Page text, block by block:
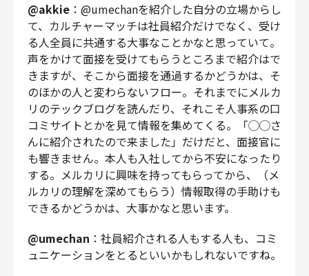
@akkie ：@umechanを紹介した自分の立場からし
て、カルチャーマッチは社員紹介だけでなく、受け
る人全員に共通する大事なことかなと思っていて。
声をかけて面接を受けてもらうところまで紹介はで
きますが、そこから面接を通過するかどうかは、そ
のほかの人と変わらないフロー。それまでにメルカ
リのテックブログを読んだり、それこそ人事系の口
コミサイトとかを見て情報を集めてくる。「◯◯さ
んに紹介されたので来ました」だけだと、面接官に
も響きません。本人も入社してから不安になったり
する。メルカリに興味を持ってもらってから、（メ
ルカリの理解を深めてもらう）情報取得の手助けも
できるかどうかは、大事かなと思います。
@umechan ：社員紹介される人もする人も、コミ
ュニケーションをとるといいかもしれないですね。